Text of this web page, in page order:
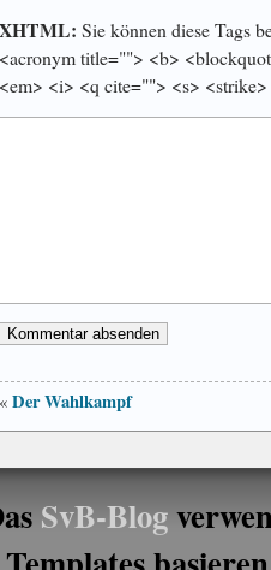
XHTML: Sie können diese Tags
<acronym title=""> <b>
<em> <i> <q cite=""> <s>
« Der Wahlkampf
SvB-Blog